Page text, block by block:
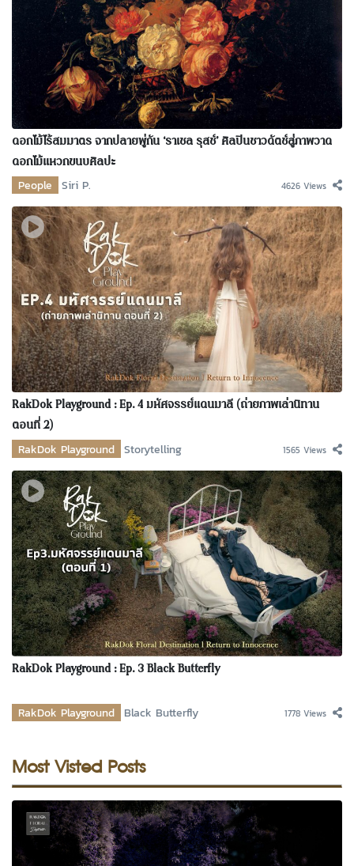
ดอกไม้ไร้สมมาตร จากปลายพู่กัน ‘ราเชล รุสช์’ ศิลปินชาวดัตช์สู่ภาพวาด
ดอกไม้แหวกขนบศิลปะ
People Siri P. 4626 Views
RakDok Playground : Ep. 4 มหัศจรรย์แดนมาลี (ถ่ายภาพเล่านิทาน
ตอนที่ 2)
RakDok Playground Storytelling 1565 Views
RakDok Playground : Ep. 3 Black Butterfly
RakDok Playground Black Butterfly 1778 Views
Most Visted Posts